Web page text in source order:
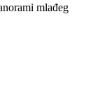
mlađeg